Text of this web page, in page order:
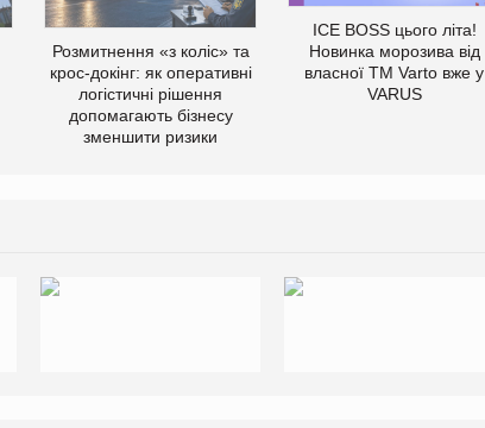
Розмитнення «з коліс» та
крос-докінг: як оперативні
логістичні рішення
допомагають бізнесу
зменшити ризики
ICE BOSS цього літа!
Новинка морозива від
власної ТМ Varto вже у
VARUS